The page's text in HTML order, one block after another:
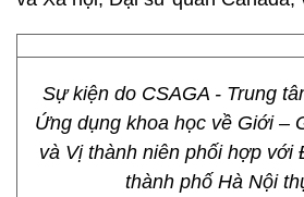
Sự kiện do CSAGA - Trung
Ứng dụng khoa học về Giới –
và Vị thành niên phối hợp với
thành phố Hà Nội